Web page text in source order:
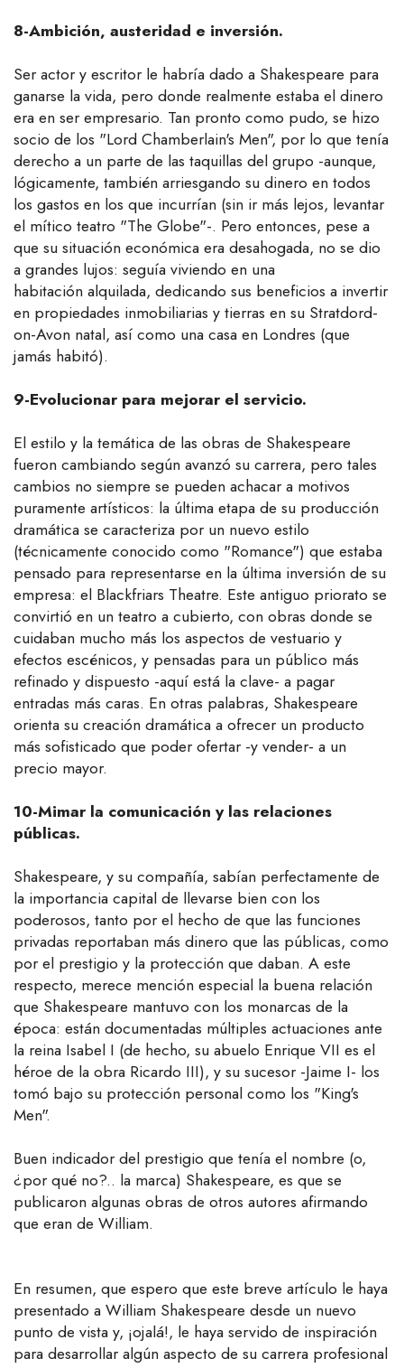
8-Ambición, austeridad e inversión.
Ser actor y escritor le habría dado a Shakespeare para
ganarse la vida, pero donde realmente estaba el dinero
era en ser empresario. Tan pronto como pudo, se hizo
socio de los "Lord Chamberlain's Men", por lo que tenía
derecho a un parte de las taquillas del grupo -aunque,
lógicamente, también arriesgando su dinero en todos
los gastos en los que incurrían (sin ir más lejos, levantar
el mítico teatro "The Globe"-. Pero entonces, pese a
que su situación económica era desahogada, no se dio
a grandes lujos: seguía viviendo en una
habitación alquilada, dedicando sus beneficios a invertir
en propiedades inmobiliarias y tierras en su Stratdord-
on-Avon natal, así como una casa en Londres (que
jamás habitó).
9-Evolucionar para mejorar el servicio.
El estilo y la temática de las obras de Shakespeare
fueron cambiando según avanzó su carrera, pero tales
cambios no siempre se pueden achacar a motivos
puramente artísticos: la última etapa de su producción
dramática se caracteriza por un nuevo estilo
(técnicamente conocido como "Romance") que estaba
pensado para representarse en la última inversión de su
empresa: el Blackfriars Theatre. Este antiguo priorato se
convirtió en un teatro a cubierto, con obras donde se
cuidaban mucho más los aspectos de vestuario y
efectos escénicos, y pensadas para un público más
refinado y dispuesto -aquí está la clave- a pagar
entradas más caras. En otras palabras, Shakespeare
orienta su creación dramática a ofrecer un producto
más sofisticado que poder ofertar -y vender- a un
precio mayor.
10-Mimar la comunicación y las relaciones
públicas.
Shakespeare, y su compañía, sabían perfectamente de
la importancia capital de llevarse bien con los
poderosos, tanto por el hecho de que las funciones
privadas reportaban más dinero que las públicas, como
por el prestigio y la protección que daban. A este
respecto, merece mención especial la buena relación
que Shakespeare mantuvo con los monarcas de la
época: están documentadas múltiples actuaciones ante
la reina Isabel I (de hecho, su abuelo Enrique VII es el
héroe de la obra Ricardo III), y su sucesor -Jaime I- los
tomó bajo su protección personal como los "King's
Men".
Buen indicador del prestigio que tenía el nombre (o,
¿por qué no?.. la marca) Shakespeare, es que se
publicaron algunas obras de otros autores afirmando
que eran de William.
En resumen, que espero que este breve artículo le haya
presentado a William Shakespeare desde un nuevo
punto de vista y, ¡ojalá!, le haya servido de inspiración
para desarrollar algún aspecto de su carrera profesional